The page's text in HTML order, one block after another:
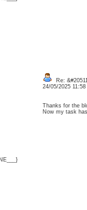
Re:
24/05/2025
Thanks for the
Now my task